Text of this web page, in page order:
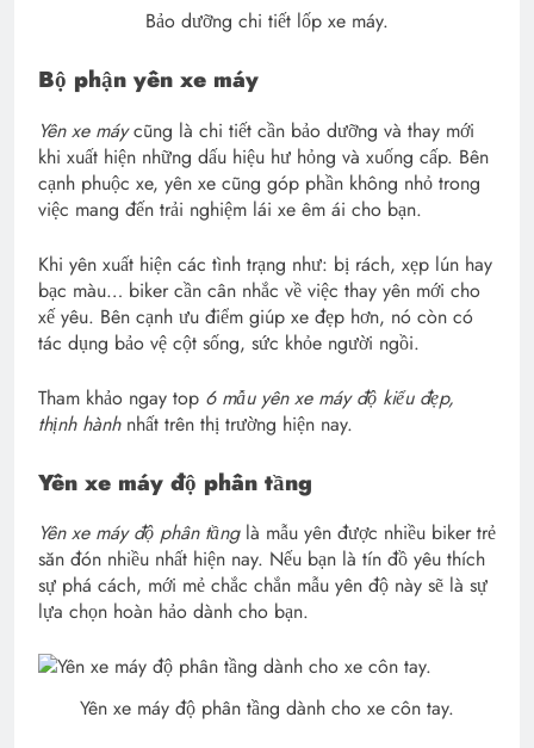
Bảo dưỡng chi tiết lốp xe máy.
Bộ phận yên xe máy
Yên xe máycũng là chi tiết cần bảo dưỡng và thay mới
khi xuất hiện những dấu hiệu hư hỏng và xuống cấp. Bên
cạnh phuộc xe, yên xe cũng góp phần không nhỏ trong
việc mang đến trải nghiệm lái xe êm ái cho bạn.
Khi yên xuất hiện các tình trạng như: bị rách, xẹp lún hay
bạc màu… biker cần cân nhắc về việc thay yên mới cho
xế yêu. Bên cạnh ưu điểm giúp xe đẹp hơn, nó còn có
tác dụng bảo vệ cột sống, sức khỏe người ngồi.
Tham khảo ngay top 6 mẫu yên xe máy độ kiểu đẹp,
thịnh hànhnhất trên thị trường hiện nay.
Yên xe máy độ phân tầng
Yên xe máy độ phân tầng là mẫu yên được nhiều biker trẻ
săn đón nhiều nhất hiện nay. Nếu bạn là tín đồ yêu thích
sự phá cách, mới mẻ chắc chắn mẫu yên độ này sẽ là sự
lựa chọn hoàn hảo dành cho bạn.
Yên xe máy độ phân tầng dành cho xe côn tay.